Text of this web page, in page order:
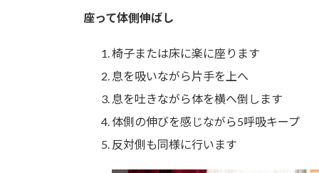
座って体側伸ばし
椅子または床に楽に座ります
息を吸いながら片手を上へ
息を吐きながら体を横へ倒します
体側の伸びを感じながら5呼吸キープ
反対側も同様に行います